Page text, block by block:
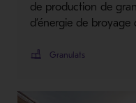
de production de
d’énergie de
Granulats